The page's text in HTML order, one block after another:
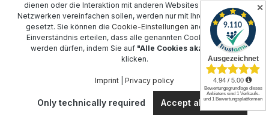
dienen oder die Interaktion mit anderen Websites und sozialen
Netzwerken vereinfachen sollen, werden nur mit Ihrer Zustimmung
gesetzt. Sie können die Cookie-Einstellungen ändern oder Ihr
Einverständnis erteilen, dass alle genannten Cookies gesetzt
werden dürfen, indem Sie auf "Alle Cookies akzeptieren"
klicken.
Imprint Privacy policy
Only technically required Accept all cookies
✕